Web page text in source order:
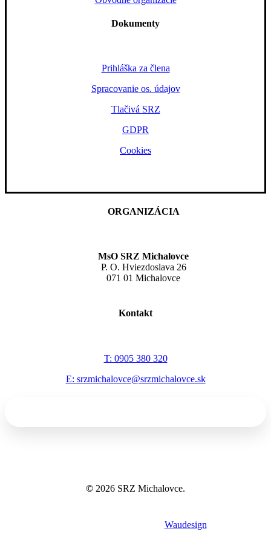
Dokumenty
Prihláška za člena
Spracovanie os. údajov
Tlačivá SRZ
GDPR
Cookies
ORGANIZÁCIA
MsO SRZ Michalovce
P. O. Hviezdoslava 26
071 01 Michalovce
Kontakt
T: 0905 380 320
E: srzmichalovce@srzmichalovce.sk
© 2026 SRZ Michalovce.
Waudesign